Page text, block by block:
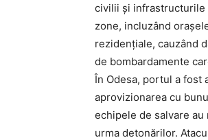
civilii și infrastructurile
zone, incluzând
rezidențiale, cauzând
de bombardamente
În Odesa, portul a fost
aprovizionarea cu
echipele de salvare
urma detonărilor.